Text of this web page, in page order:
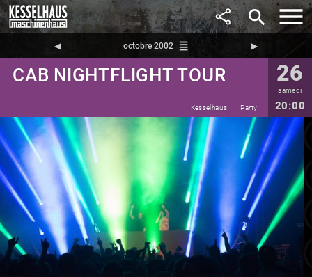
search
◀︎ octobre 2002 reorder ▶︎
CAB NIGHTFLIGHT TOUR 26
samedi
20:00
Kesselhaus Party